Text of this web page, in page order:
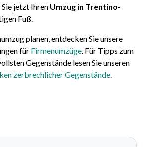
Sie jetzt Ihren Umzug in Trentino-
Fuß.
planen, entdecken Sie unsere
für Firmenumzüge . Für Tipps zum
Gegenstände lesen Sie unseren
zerbrechlicher Gegenstände